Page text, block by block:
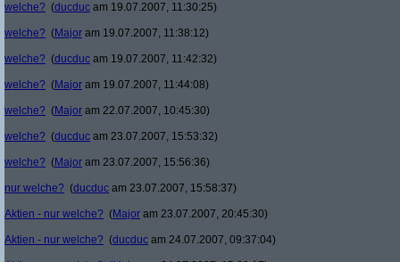
welche? (ducduc am 19.07.2007, 11:30:25)
welche? (Major am 19.07.2007, 11:38:12)
welche? (ducduc am 19.07.2007, 11:42:32)
welche? (Major am 19.07.2007, 11:44:08)
welche? (Major am 22.07.2007, 10:45:30)
welche? (ducduc am 23.07.2007, 15:53:32)
welche? (Major am 23.07.2007, 15:56:36)
nur welche? (ducduc am 23.07.2007, 15:58:37)
Aktien - nur welche? (Major am 23.07.2007, 20:45:30)
Aktien - nur welche? (ducduc am 24.07.2007, 09:37:04)